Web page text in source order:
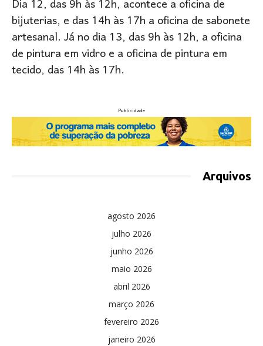
Dia 12, das 9h às 12h, acontece a oficina de
bijuterias, e das 14h às 17h a oficina de sabonete
artesanal. Já no dia 13, das 9h às 12h, a oficina
de pintura em vidro e a oficina de pintura em
tecido, das 14h às 17h.
Publicidade
Arquivos
agosto 2026
julho 2026
junho 2026
maio 2026
abril 2026
março 2026
fevereiro 2026
janeiro 2026